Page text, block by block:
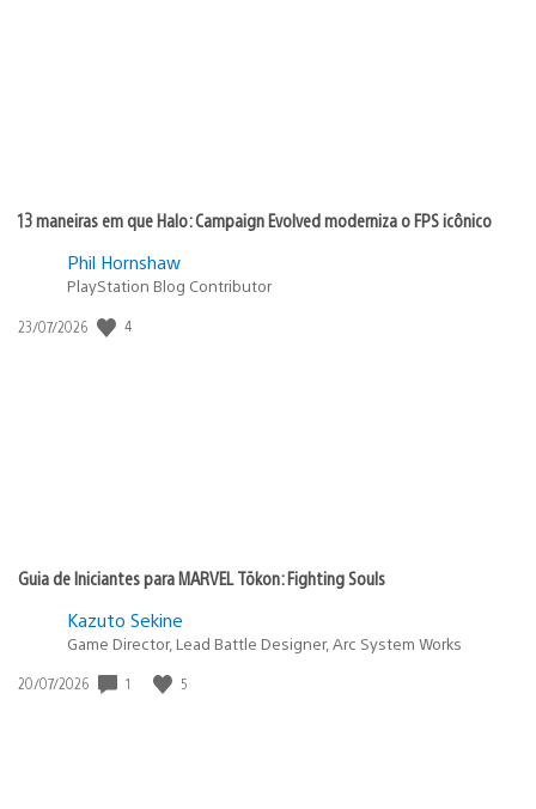
13 maneiras em que Halo: Campaign Evolved moderniza o FPS icônico
Phil Hornshaw
PlayStation Blog Contributor
Data
23/07/2026 4
Guia de Iniciantes para MARVEL Tōkon: Fighting Souls
Kazuto Sekine
Game Director, Lead Battle Designer, Arc System Works
Data
20/07/2026 1 5